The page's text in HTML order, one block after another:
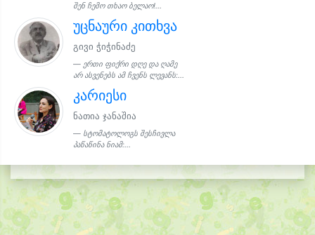
შენ ჩემო თხაო ბელაო!...
უცნაური კითხვა
გივი ჭიჭინაძე
ერთი ფიქრი დღე და ღამე
არ ასვენებს ამ ჩვენს ლევანს:...
კარიესი
ნათია ჯანაშია
სტომატოლოგს შესჩივლა
პაწაწინა ნიამ:...